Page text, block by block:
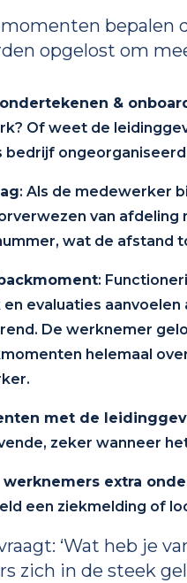
bepalen
opgelost om
&
Of weet de
bedrijf
: Als de medewerker
van afdeling
wat de afstand
:
evaluaties
De werknemer
helemaal
met de
zeker wanneer
werknemers extra
een ziekmelding of
‘Wat heb je
zich in de steek